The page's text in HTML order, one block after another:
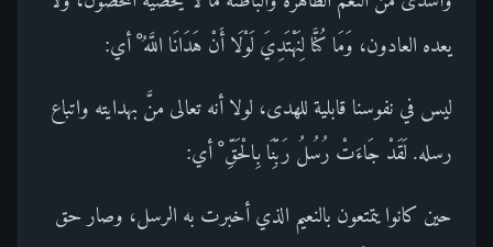
يعده العادون، وَمَا كُنَّا لِنَهْتَدِيَ لَوْلَا أَنْ هَدَانَا اللَّهُ ْ أي:
ليس في نفوسنا قابلية للهدى، لولا أنه تعالى منَّ بهدايته واتباع
رسله. لَقَدْ جَاءَتْ رُسُلُ رَبِّنَا بِالْحَقِّ ْ أي:
حين كانوا يتمتعون بالنعيم الذي أخبرت به الرسل، وصار حق